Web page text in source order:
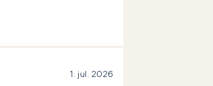
1. jul. 2026